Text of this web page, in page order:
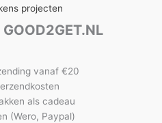
projecten
vanaf €20
als cadeau
(Wero, Paypal)